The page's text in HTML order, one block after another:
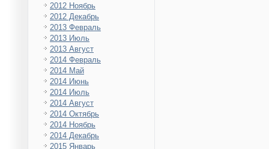
2012 Ноябрь
2012 Декабрь
2013 Февраль
2013 Июль
2013 Август
2014 Февраль
2014 Май
2014 Июнь
2014 Июль
2014 Август
2014 Октябрь
2014 Ноябрь
2014 Декабрь
2015 Январь